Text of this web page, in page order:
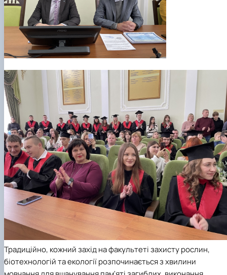
Традиційно, кожний захід на факультеті захисту рослин,
біотехнологій та екології розпочинається з хвилини